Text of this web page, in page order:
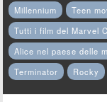
Millennium
Teen
Tutti i film del Marvel
Alice nel paese delle
Terminator
Rocky